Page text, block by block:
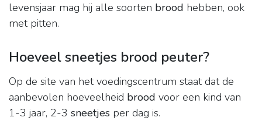
levensjaar mag hij alle soorten brood hebben, ook
met pitten.
Hoeveel sneetjes brood peuter?
Op de site van het voedingscentrum staat dat de
aanbevolen hoeveelheid brood voor een kind van
1-3 jaar, 2-3 sneetjes per dag is.